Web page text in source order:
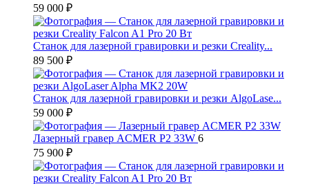
59 000 ₽
Станок для лазерной гравировки и резки Creality...
89 500 ₽
Станок для лазерной гравировки и резки AlgoLase...
59 000 ₽
Лазерный гравер ACMER P2 33W 6
75 900 ₽